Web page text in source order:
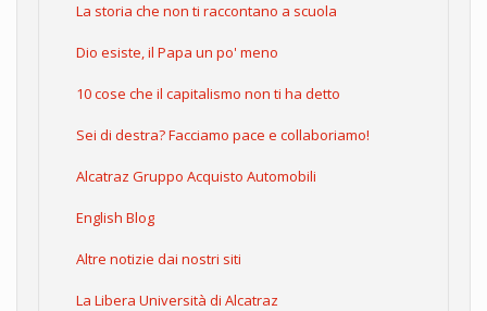
La storia che non ti raccontano a scuola
Dio esiste, il Papa un po' meno
10 cose che il capitalismo non ti ha detto
Sei di destra? Facciamo pace e collaboriamo!
Alcatraz Gruppo Acquisto Automobili
English Blog
Altre notizie dai nostri siti
La Libera Università di Alcatraz